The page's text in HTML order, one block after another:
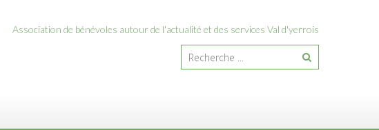
Association de bénévoles autour de l'actualité et des services Val d'yerrois